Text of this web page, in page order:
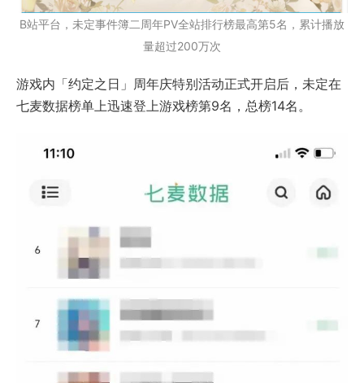
B站平台，未定事件簿二周年PV全站排行榜最高第5名，累计播放
量超过200万次
游戏内「约定之日」周年庆特别活动正式开启后，未定在
七麦数据榜单上迅速登上游戏榜第9名，总榜14名。